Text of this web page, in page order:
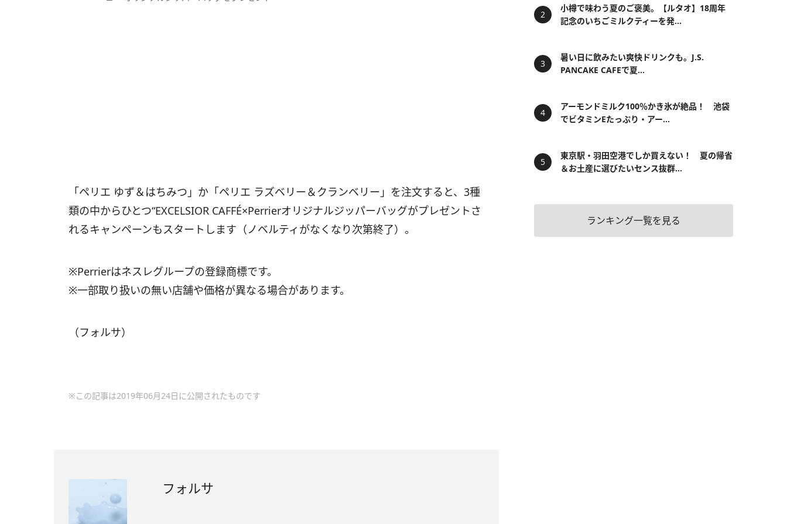
「ペリエ ゆず＆はちみつ」か「ペリエ ラズベリー＆クランベリー」を注文すると、3種
類の中からひとつ“EXCELSIOR CAFFÉ×Perrierオリジナルジッパーバッグがプレゼントさ
れるキャンペーンもスタートします（ノベルティがなくなり次第終了）。
※Perrierはネスレグループの登録商標です。
※一部取り扱いの無い店舗や価格が異なる場合があります。
（フォルサ）
※この記事は2019年06月24日に公開されたものです
フォルサ
小樽で味わう夏のご褒美。【ルタオ】18周年
記念のいちごミルクティーを発...
暑い日に飲みたい爽快ドリンクも。J.S.
PANCAKE CAFEで夏...
アーモンドミルク100％かき氷が絶品！ 池袋
でビタミンEたっぷり・アー...
東京駅・羽田空港でしか買えない！ 夏の帰省
＆お土産に選びたいセンス抜群...
ランキング一覧を見る